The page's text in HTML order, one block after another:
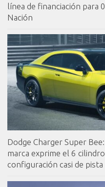
línea de financiación para
Nación
Dodge Charger Super
marca exprime el 6
configuración casi de pista